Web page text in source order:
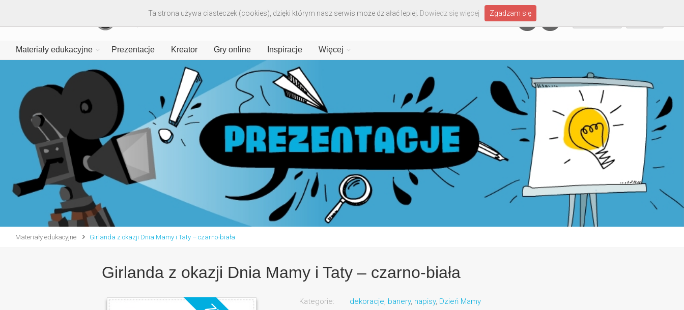
Materiały edukacyjne Prezentacje Kreator Gry online Inspiracje Więcej
Materiały edukacyjne Girlanda z okazji Dnia Mamy i Taty – czarno-biała
Girlanda z okazji Dnia Mamy i Taty – czarno-biała
Kategorie: dekoracje, banery, napisy, Dzień Mamy
Ta strona używa ciasteczek (cookies), dzięki którym nasz serwis może działać lepiej. Dowiedz się więcej Zgadzam się